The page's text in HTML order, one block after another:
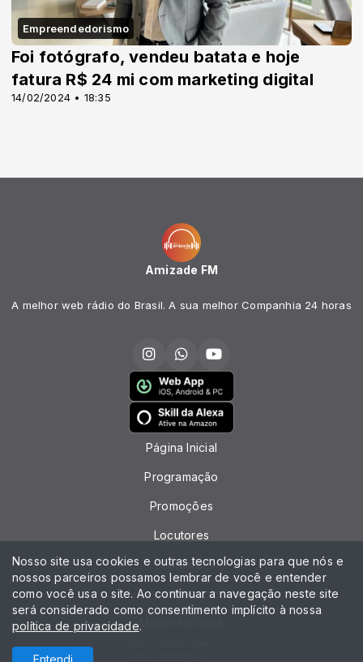
Empreendedorismo
14/02/2024 • 18:35
Foi fotógrafo, vendeu batata e hoje
fatura R$ 24 mi com marketing digital
Amizade FM
A melhor web rádio do Brasil. A sua melhor Companhia 24 horas
Página Inicial
Programação
Promoções
Locutores
Contato
Chat
Nosso site usa cookies e outras tecnologias para que nós e
nossos parceiros possamos lembrar de você e entender
como você usa o site. Ao continuar a navegação neste site
será considerado como consentimento implícito à nossa
política de privacidade.
Entendi